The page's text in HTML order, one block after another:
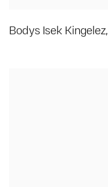
Bodys Isek Kingelez,